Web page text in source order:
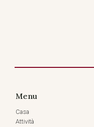
Menu
Casa
Attività